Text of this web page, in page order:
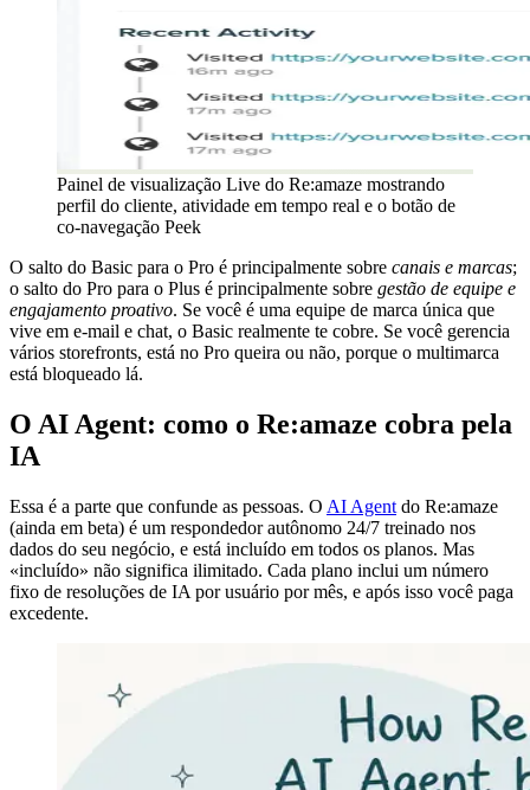
Painel de visualização Live do Re:amaze mostrando
perfil do cliente, atividade em tempo real e o botão de
co-navegação Peek
O salto do Basic para o Pro é principalmente sobre canais e marcas;
o salto do Pro para o Plus é principalmente sobre gestão de equipe e
engajamento proativo. Se você é uma equipe de marca única que
vive em e-mail e chat, o Basic realmente te cobre. Se você gerencia
vários storefronts, está no Pro queira ou não, porque o multimarca
está bloqueado lá.
O AI Agent: como o Re:amaze cobra pela
IA
Essa é a parte que confunde as pessoas. O AI Agent do Re:amaze
(ainda em beta) é um respondedor autônomo 24/7 treinado nos
dados do seu negócio, e está incluído em todos os planos. Mas
«incluído» não significa ilimitado. Cada plano inclui um número
fixo de resoluções de IA por usuário por mês, e após isso você paga
excedente.